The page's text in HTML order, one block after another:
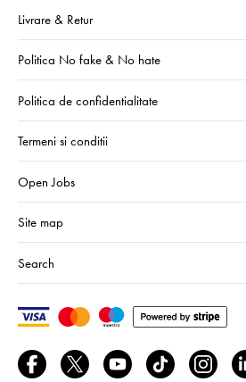
Livrare & Retur
Politica No fake & No hate
Politica de confidentialitate
Termeni si conditii
Open Jobs
Site map
Search